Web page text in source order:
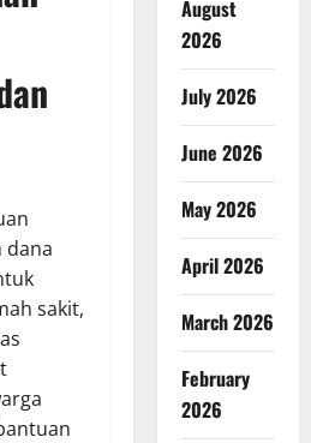
dana
sakit,
August
2026
July 2026
June 2026
May 2026
April 2026
March 2026
February
2026